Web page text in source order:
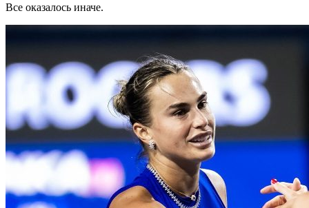
Все оказалось иначе.